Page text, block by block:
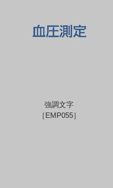
強調文字
［EMP055］